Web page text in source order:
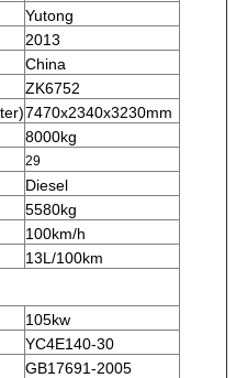
Yutong
2013
China
ZK6752
7470x2340x3230mm
8000kg
29
Diesel
5580kg
100km/h
13L/100km
105kw
YC4E140-30
GB17691-2005